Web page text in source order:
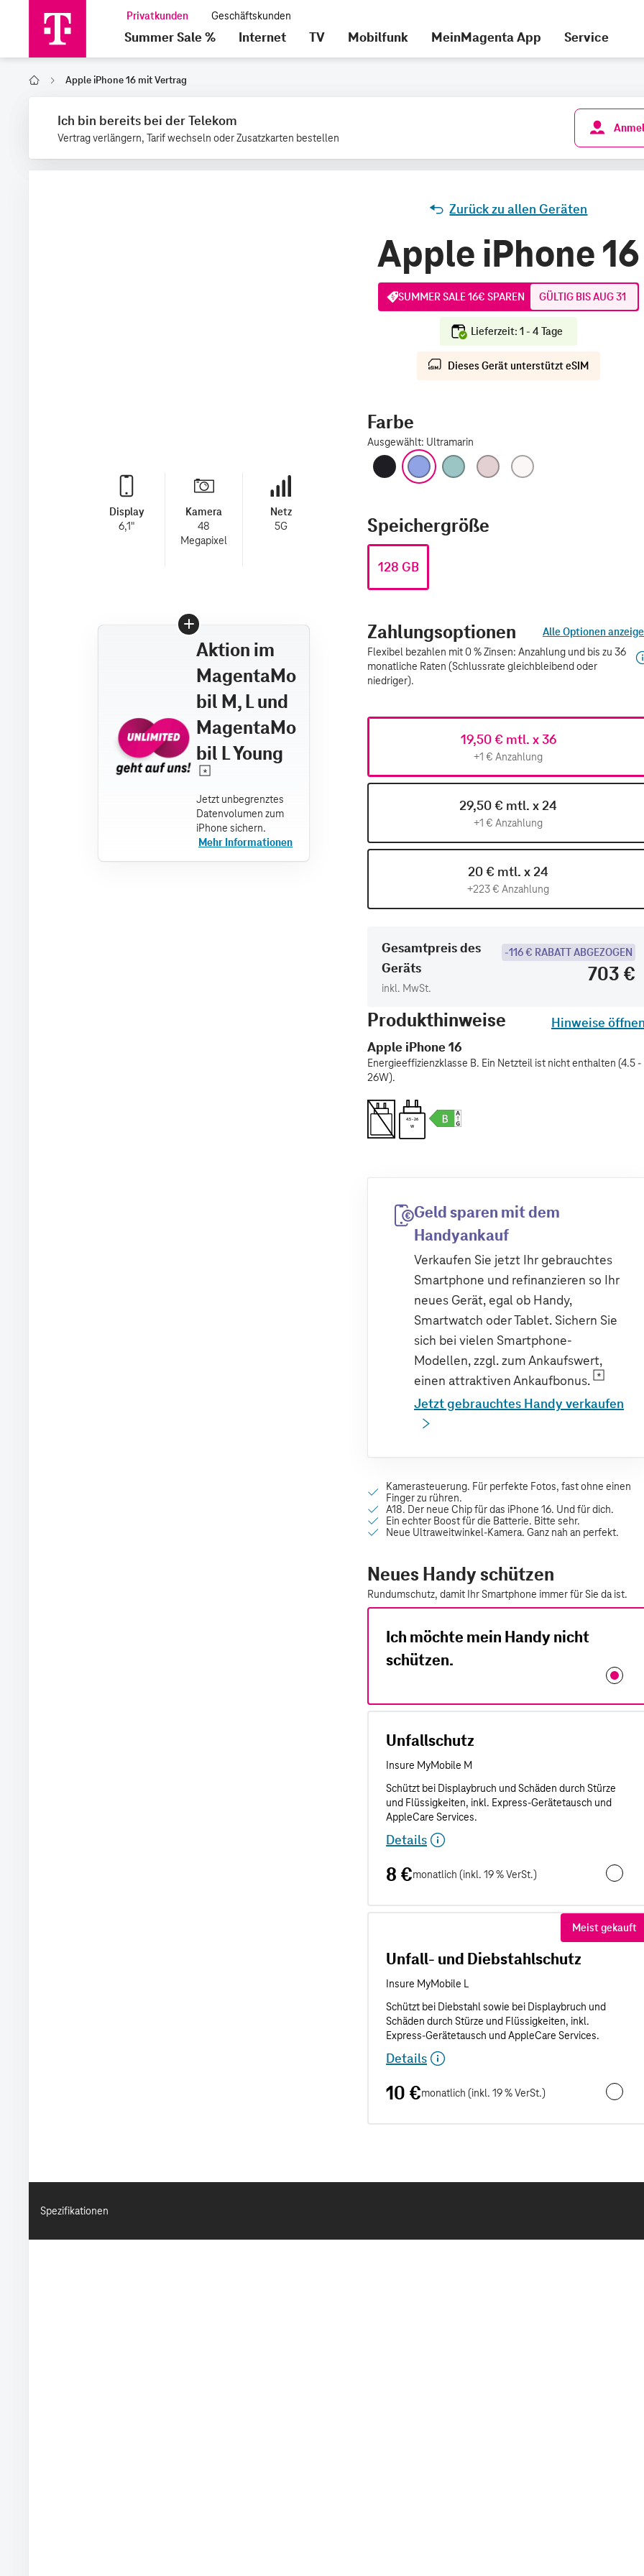
Summer Sale % Internet TV Mobilfunk MeinMagenta App Service
Home Apple iPhone 16 mit Vertrag
Ich bin bereits bei der Telekom
Vertrag verlängern, Tarif wechseln oder Zusatzkarten bestellen
Display
6,1"
Kamera
48
Megapixel
Netz
5G
Aktion im
MagentaMo
bil M, L und
MagentaMo
bil L Young
Zurück zu allen Geräten
Apple iPhone 16
SUMMER SALE 16€ SPAREN GÜLTIG BIS AUG 31
Lieferzeit: 1 - 4 Tage
Dieses Gerät unterstützt eSIM
Farbe
Ausgewählt: Ultramarin
Schwarz
UltramarinBlaugrün Pink
Speichergröße
128 GB
Zahlungsoptionen
Alle Optionen
Flexibel bezahlen mit 0 % Zinsen: Anzahlung und bis zu 36
monatliche Raten (Schlussrate gleichbleibend oder
niedriger).
19,50 € mtl. x 36
+1 € Anzahlung
29,50 € mtl. x 24
+1 € Anzahlung
20 € mtl. x 24
+223 € Anzahlung
Gesamtpreis des
Geräts
inkl. MwSt.
-116 € RABATT ABGEZOGEN
703 €
Produkthinweise
Hinweise
Apple iPhone 16
Energieeffizienzklasse B. Ein Netzteil ist nicht enthalten (4.5 -
26W).
4.5 - 26
W
Geld sparen mit dem
Handyankauf
Verkaufen Sie jetzt Ihr gebrauchtes
Smartphone und refinanzieren so Ihr
neues Gerät, egal ob Handy,
Smartwatch oder Tablet. Sichern Sie
sich bei vielen Smartphone-
Modellen, zzgl. zum Ankaufswert,
einen attraktiven Ankaufbonus.
Jetzt gebrauchtes Handy verkaufen
Neues Handy schützen
Rundumschutz, damit Ihr Smartphone immer für Sie da ist.
Ich möchte mein Handy nicht
schützen.
Unfallschutz
Details
8 €monatlich (inkl. 19 % VerSt.)
Meist gekauft
Unfall- und Diebstahlschutz
Details
10 €monatlich (inkl. 19 % VerSt.) Unfall-
Spezifikationen